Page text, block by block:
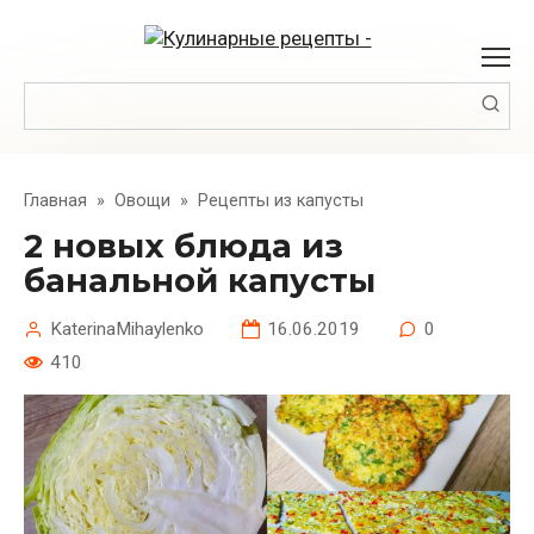
Главная » Овощи » Рецепты из капусты
2 новых блюда из
банальной капусты
KaterinaMihaylenko 16.06.2019
0
410